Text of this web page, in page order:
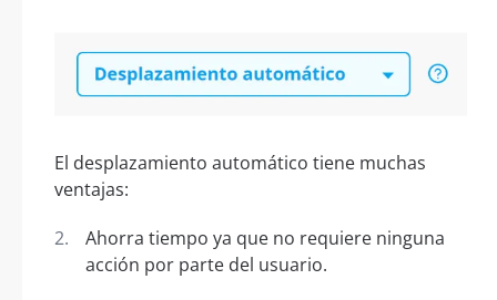
El desplazamiento automático tiene muchas
ventajas:
Ahorra tiempo ya que no requiere ninguna
acción por parte del usuario.